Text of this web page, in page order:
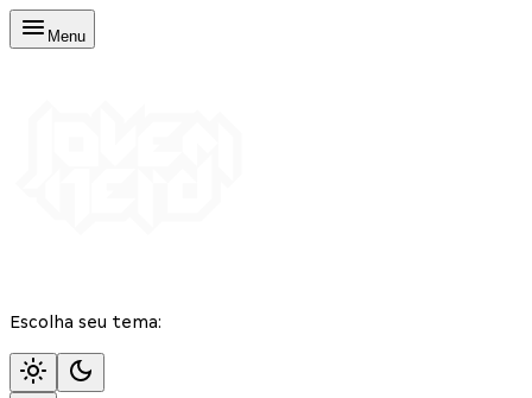
Menu
Escolha seu tema: